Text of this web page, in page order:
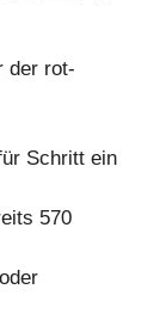
der rot-
Schritt ein
570